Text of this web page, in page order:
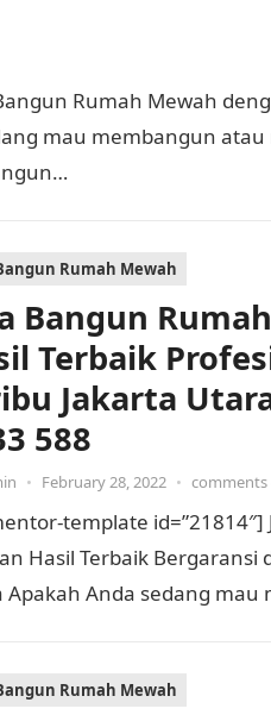
Rumah Mewah
mau membangun
Rumah Mewah
Bangun
Terbaik
Jakarta
588
• February 28, 2022 •
template
Hasil Terbaik Bergaransi
Apakah Anda sedang
Rumah Mewah